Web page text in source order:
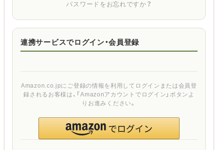
パスワードをお忘れですか？
連携サービスでログイン・会員登録
Amazon.co.jpにご登録の情報を利用してログインまたは会員登
録されるお客様は、「Amazonアカウントでログイン」ボタンよ
りお進みください。